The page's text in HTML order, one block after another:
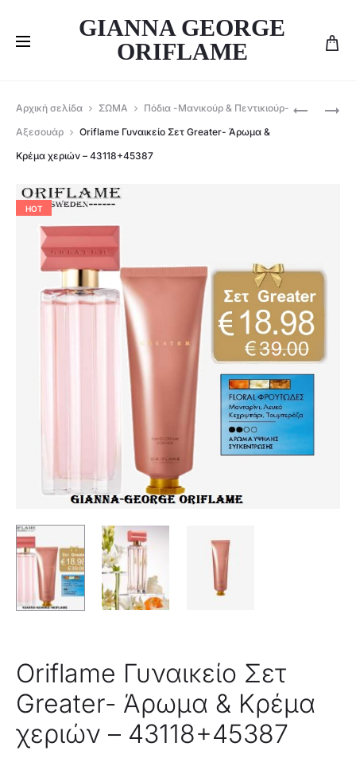
GIANNA GEORGE
ORIFLAME
ORIFLAME
Αρχική σελίδα ΣΩΜΑ
Πόδια -Μανικούρ & Πεντικιούρ-
Αξεσουάρ
Oriflame Γυναικείο Σετ Greater- Άρωμα &
Κρέμα χεριών – 43118+45387
HOT
Oriflame Γυναικείο Σετ
Greater- Άρωμα & Κρέμα
χεριών – 43118+45387